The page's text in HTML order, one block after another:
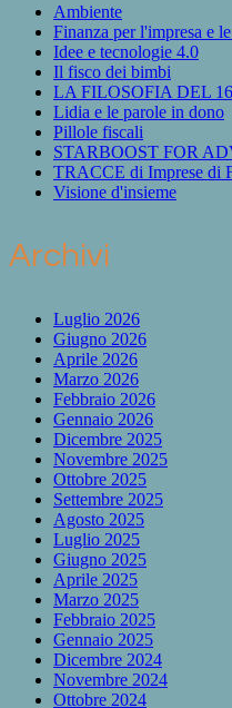
Ambiente
Finanza per l'impresa e
Idee e tecnologie 4.0
Il fisco dei bimbi
LA FILOSOFIA DEL
Lidia e le parole in dono
Pillole fiscali
STARBOOST FOR
TRACCE di Imprese di
Visione d'insieme
Archivi
Luglio 2026
Giugno 2026
Aprile 2026
Marzo 2026
Febbraio 2026
Gennaio 2026
Dicembre 2025
Novembre 2025
Ottobre 2025
Settembre 2025
Agosto 2025
Luglio 2025
Giugno 2025
Aprile 2025
Marzo 2025
Febbraio 2025
Gennaio 2025
Dicembre 2024
Novembre 2024
Ottobre 2024